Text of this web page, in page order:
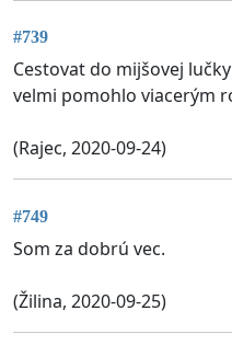
#739
Cestovat do mijšovej
velmi pomohlo viacerým
(Rajec, 2020-09-24)
#749
Som za dobrú vec.
(Žilina, 2020-09-25)